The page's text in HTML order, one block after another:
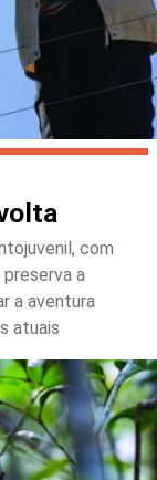
com
a
a aventura
atuais